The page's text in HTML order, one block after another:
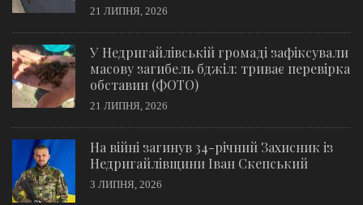
21 ЛИПНЯ, 2026
У Недригайлівській громаді зафіксували
масову загибель бджіл: триває перевірка
обставин (ФОТО)
21 ЛИПНЯ, 2026
На війні загинув 34-річний Захисник із
Недригайлівщини Іван Скепський
3 ЛИПНЯ, 2026